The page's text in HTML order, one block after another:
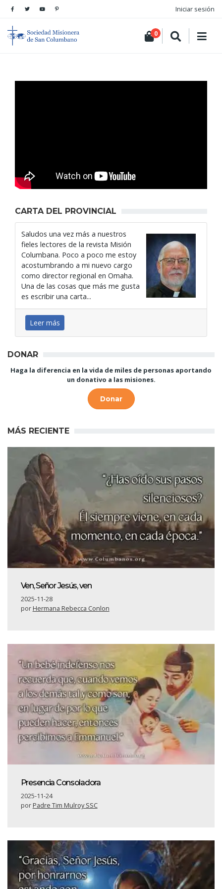
Iniciar sesión
0
CARTA DEL PROVINCIAL
Saludos una vez más a nuestros
fieles lectores de la revista Misión
Columbana. Poco a poco me estoy
acostumbrando a mi nuevo cargo
como director regional en Omaha.
Una de las cosas que más me gusta
es escribir una carta...
Leer más
DONAR
Haga la diferencia en la vida de miles de personas aportando
un donativo a las misiones.
Donar
MÁS RECIENTE
Ven, Señor Jesús, ven
2025-11-28
porHermana Rebecca Conlon
Presencia Consoladora
2025-11-24
porPadre Tim Mulroy SSC